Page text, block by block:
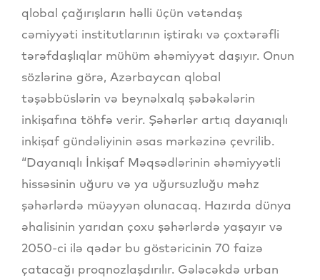
qlobal çağırışların həlli üçün vətəndaş
cəmiyyəti institutlarının iştirakı və çoxtərəfli
tərəfdaşlıqlar mühüm əhəmiyyət daşıyır. Onun
sözlərinə görə, Azərbaycan qlobal
təşəbbüslərin və beynəlxalq şəbəkələrin
inkişafına töhfə verir. Şəhərlər artıq dayanıqlı
inkişaf gündəliyinin əsas mərkəzinə çevrilib.
“Dayanıqlı İnkişaf Məqsədlərinin əhəmiyyətli
hissəsinin uğuru və ya uğursuzluğu məhz
şəhərlərdə müəyyən olunacaq. Hazırda dünya
əhalisinin yarıdan çoxu şəhərlərdə yaşayır və
2050-ci ilə qədər bu göstəricinin 70 faizə
çatacağı proqnozlaşdırılır. Gələcəkdə urban